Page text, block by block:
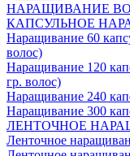
НАРАЩИВАНИЕ
КАПСУЛЬНОЕ
Наращивание 60
волос)
Наращивание 120
гр. волос)
Наращивание 240
Наращивание 300
ЛЕНТОЧНОЕ
Ленточное